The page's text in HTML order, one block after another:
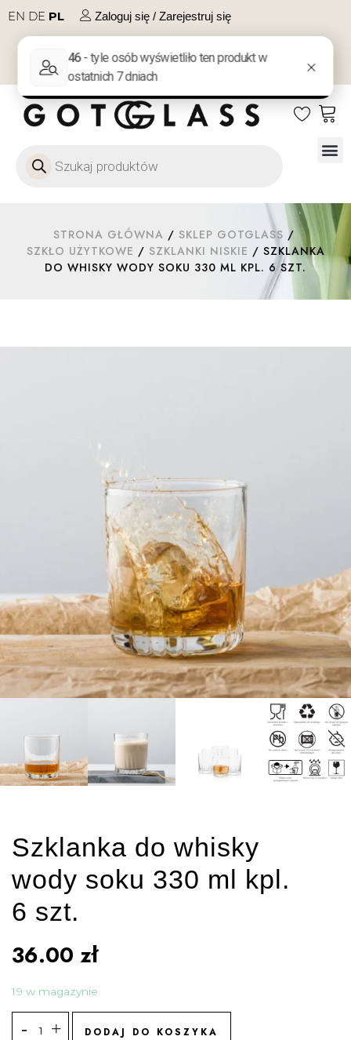
EN DE PL Zaloguj się / Zarejestruj się
NA PREZENT KONTAKT
STRONA GŁÓWNA / SKLEP GOTGLASS /
SZKŁO UŻYTKOWE / SZKLANKI NISKIE / SZKLANKA
DO WHISKY WODY SOKU 330 ML KPL. 6 SZT.
Szklanka do whisky
wody soku 330 ml kpl.
6 szt.
36.00 zł
19 w magazynie
DODAJ DO KOSZYKA